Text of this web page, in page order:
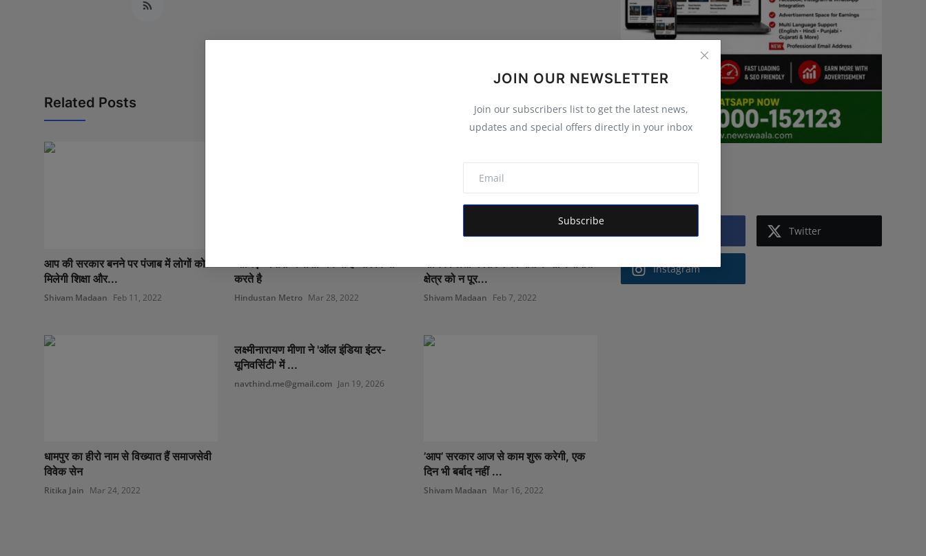
JOIN OUR NEWSLETTER
Join our subscribers list to get the latest news,
updates and special offers directly in your inbox
Subscribe
Related Posts
आप की सरकार बनने पर पंजाब में लोगों को
मिलेगी शिक्षा और...
Shivam Madaan Feb 11, 2022
करते है
Hindustan Metro Mar 28, 2022
क्षेत्र को न पूर...
Shivam Madaan Feb 7, 2022
धामपुर का हीरो नाम से विख्यात हैं समाजसेवी
विवेक सेन
Ritika Jain Mar 24, 2022
लक्ष्मीनारायण मीणा ने 'ऑल इंडिया इंटर-
यूनिवर्सिटी' में ...
navthind.me@gmail.com Jan 19, 2026
’आप’ सरकार आज से काम शुरू करेगी, एक
दिन भी बर्बाद नहीं ...
Shivam Madaan Mar 16, 2022
Twitter
Instagram